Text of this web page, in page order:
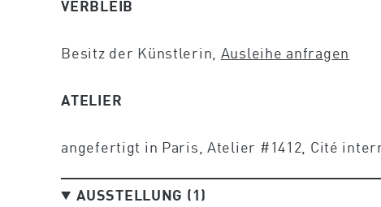
VERBLEIB
Besitz der Künstlerin, Ausleihe anfragen
ATELIER
angefertigt in Paris, Atelier #1412, Cité
AUSSTELLUNG (1)